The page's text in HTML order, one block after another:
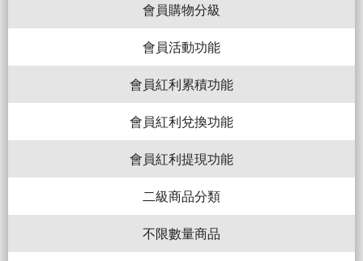
會員購物分級
會員活動功能
會員紅利累積功能
會員紅利兌換功能
會員紅利提現功能
二級商品分類
不限數量商品